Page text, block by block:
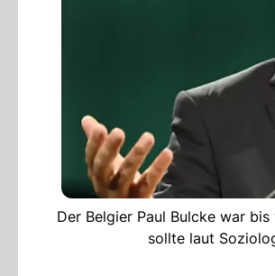
Der Belgier Paul Bulcke war
sollte laut